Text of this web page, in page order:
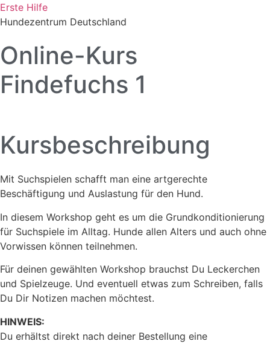
Erste Hilfe
Hundezentrum Deutschland
Online-Kurs
Findefuchs 1
Kursbeschreibung
Mit Suchspielen schafft man eine artgerechte
Beschäftigung und Auslastung für den Hund.
In diesem Workshop geht es um die Grundkonditionierung
für Suchspiele im Alltag. Hunde allen Alters und auch ohne
Vorwissen können teilnehmen.
Für deinen gewählten Workshop brauchst Du Leckerchen
und Spielzeuge. Und eventuell etwas zum Schreiben, falls
Du Dir Notizen machen möchtest.
HINWEIS:
Du erhältst direkt nach deiner Bestellung eine